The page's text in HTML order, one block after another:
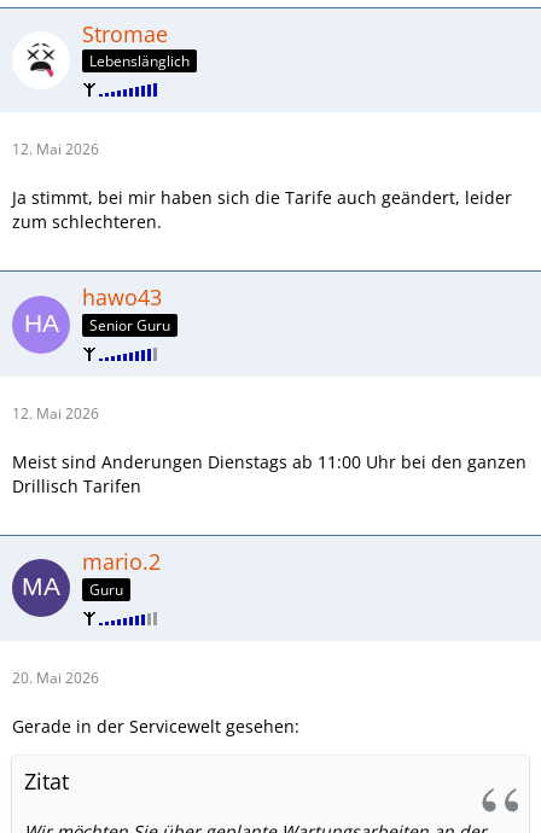
Stromae
Lebenslänglich
12. Mai 2026
Ja stimmt, bei mir haben sich die Tarife auch geändert, leider
zum schlechteren.
hawo43
Senior Guru
12. Mai 2026
Meist sind Anderungen Dienstags ab 11:00 Uhr bei den ganzen
Drillisch Tarifen
mario.2
Guru
20. Mai 2026
Gerade in der Servicewelt gesehen:
Zitat